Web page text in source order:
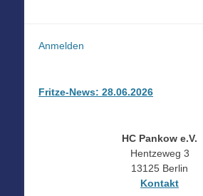
Anmelden
Fritze-News: 28.06.2026
HC Pankow e.V.
Hentzeweg 3
13125 Berlin
Kontakt